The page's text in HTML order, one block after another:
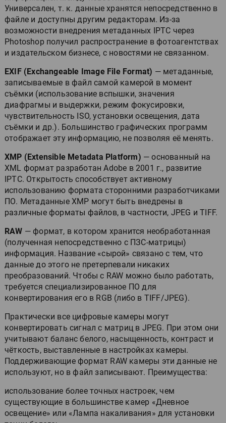
Универсален, т. к. данные хранятся непосредственно в
файле и доступны другим редакторам. Из-за
возможности внедрения метаданных IPTC через
Photoshop получил распространение в фотоагентствах
и издательском бизнесе, с новостями не связанном.
EXIF (Exchangeable Image File Format) — метаданные,
записываемые в файл самой камерой в момент
съёмки (использование вспышки, значения
диафрагмы и выдержки, режим фокусировки,
чувствительность ISO, установки освещения, дата
съёмки и др.). Большинство графических программ
отображает эту информацию, не позволяя её менять.
XMP (Extensible Metadata Platform) — основанный на
XML формат разработан Adobe в 2001 г., развитие
IPTC. Открытость способствует активному
использованию формата сторонними разработчиками
ПО. Метаданные XMP могут быть внедрены в
различные форматы файлов, в частности, JPEG и TIFF.
RAW — формат, в котором хранится необработанная
(полученная непосредственно с ПЗС-матрицы)
информация. Название «сырой» связано с тем, что
данные до этого не претерпевали никаких
преобразований. Чтобы с RAW можно было работать,
требуется специализированное ПО для
конвертирования его в RGB (либо в TIFF/JPEG).
Практически все цифровые камеры могут
конвертировать сигнал с матриц в JPEG. При этом они
учитывают баланс белого, насыщенность, контраст и
чёткость, выставленные в настройках камеры.
Поддерживающие формат RAW камеры эти данные не
используют, но в файл записывают. Преимущества:
использование более точных настроек, чем
существующие в большинстве камер «Дневное
освещение» или «Лампа накаливания» для установки